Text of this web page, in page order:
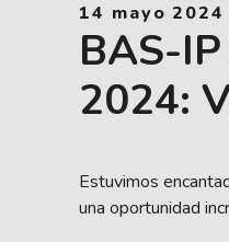
14 mayo 2024
BAS-
2024:
Estuvimos
una oportunidad